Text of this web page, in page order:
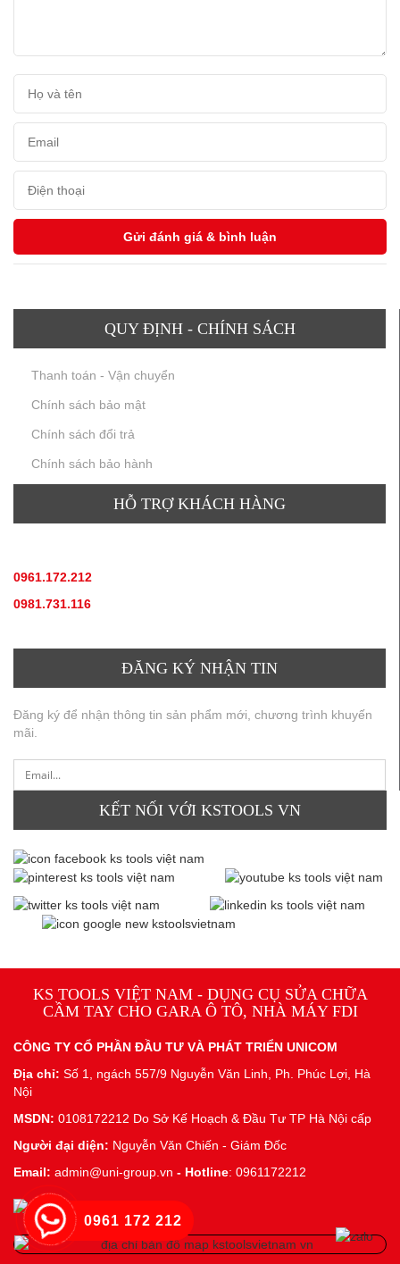
QUY ĐỊNH - CHÍNH SÁCH
Thanh toán - Vận chuyển
Chính sách bảo mật
Chính sách đổi trả
Chính sách bảo hành
HỖ TRỢ KHÁCH HÀNG
0961.172.212
0981.731.116
ĐĂNG KÝ NHẬN TIN
Đăng ký để nhận thông tin sản phẩm mới, chương trình khuyến
mãi.
KẾT NỐI VỚI KSTOOLS VN
KS TOOLS VIỆT NAM - DỤNG CỤ SỬA CHỮA
CẦM TAY CHO GARA Ô TÔ, NHÀ MÁY FDI
CÔNG TY CỔ PHẦN ĐẦU TƯ VÀ PHÁT TRIỂN UNICOM
Địa chỉ: Số 1, ngách 557/9 Nguyễn Văn Linh, Ph. Phúc Lợi, Hà
Nội
MSDN: 0108172212 Do Sở Kế Hoạch & Đầu Tư TP Hà Nội cấp
Người đại diện: Nguyễn Văn Chiến - Giám Đốc
Email: admin@uni-group.vn - Hotline: 0961172212
0961 172 212